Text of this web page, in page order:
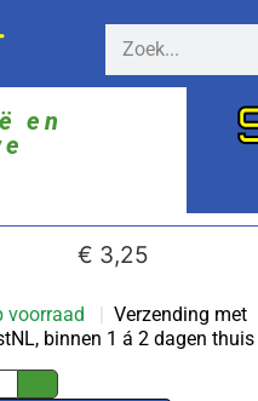
en
€ 3,25
voorraad
Verzending met
binnen 1 á 2 dagen thuis